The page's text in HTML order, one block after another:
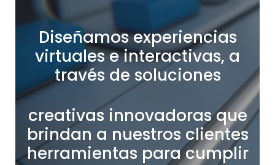
Diseñamos experiencias
virtuales e interactivas, a
través de soluciones
creativas innovadoras que
brindan a nuestros clientes
herramientas para cumplir